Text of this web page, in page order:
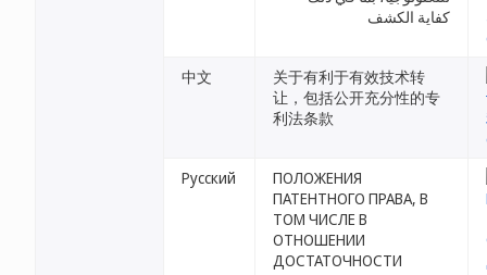
كفاية الكشف
中文
关于有利于有效技术转
让，包括公开充分性的专
利法条款
Русский
ПОЛОЖЕНИЯ
ПАТЕНТНОГО ПРАВА, В
ТОМ ЧИСЛЕ В
ОТНОШЕНИИ
ДОСТАТОЧНОСТИ